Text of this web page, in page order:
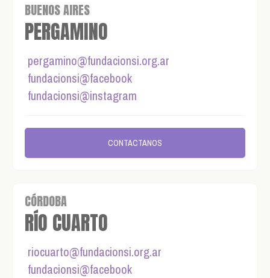
BUENOS AIRES
PERGAMINO
pergamino@fundacionsi.org.ar
fundacionsi@facebook
fundacionsi@instagram
CONTACTANOS
CÓRDOBA
RÍO CUARTO
riocuarto@fundacionsi.org.ar
fundacionsi@facebook